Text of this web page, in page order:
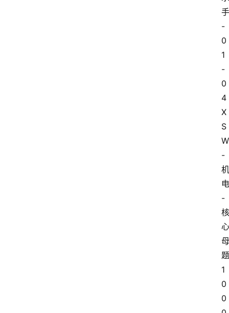
手
-
0
1
-
0
4
X
S
W
-
机
电
-
核
心
母
题
1
0
0